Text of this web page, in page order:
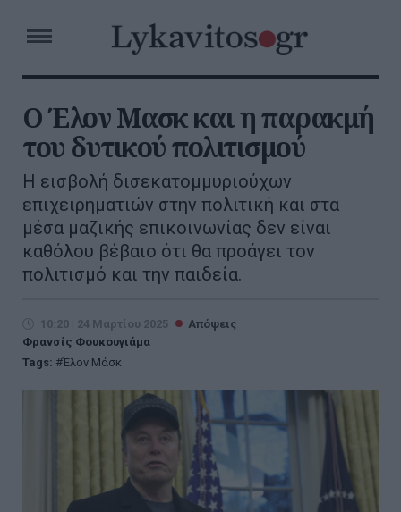
Ο Έλον Μασκ και η παρακμή
του δυτικού πολιτισμού
Η εισβολή δισεκατομμυριούχων
επιχειρηματιών στην πολιτική και στα
μέσα μαζικής επικοινωνίας δεν είναι
καθόλου βέβαιο ότι θα προάγει τον
πολιτισμό και την παιδεία.
10:20 | 24 Μαρτίου 2025
Απόψεις
Φρανσίς Φουκουγιάμα
Tags:
Έλον Μάσκ